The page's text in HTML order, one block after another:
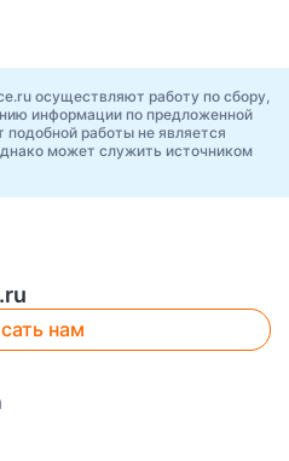
осуществляют работу по сбору,
информации по предложенной
подобной работы не является
может служить источником
нам